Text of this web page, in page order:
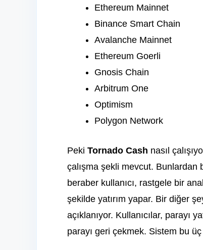
Ethereum Mainnet
Binance Smart Chain
Avalanche Mainnet
Ethereum Goerli
Gnosis Chain
Arbitrum One
Optimism
Polygon Network
Peki Tornado Cash nasıl
çalışma şekli mevcut.
beraber kullanıcı, rastgele bir
şekilde yatırım yapar. Bir diğer
açıklanıyor. Kullanıcılar, parayı
parayı geri çekmek. Sistem bu